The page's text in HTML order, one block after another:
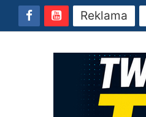
Reklama